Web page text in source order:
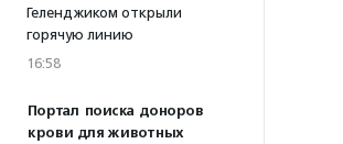
Геленджиком открыли
горячую линию
16:58
Портал поиска доноров
крови для животных